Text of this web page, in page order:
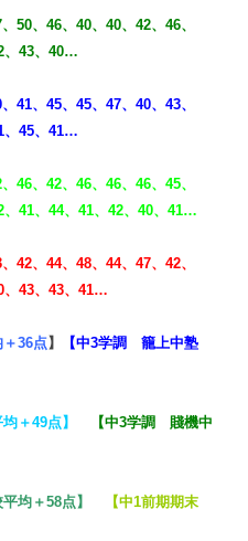
50、46、 40、40、42、46、
、43、40…
41、45、45、47、 40、43、
、45、41…
46、42、46、46、46、45、
、41、44、41、42、40、41…
42、44、48、44、47、 42、
、43、43、41…
36点】 【中3学調 籠上中塾
＋49点】 【中3学調 賤機中
均＋58点】 【中1前期期末